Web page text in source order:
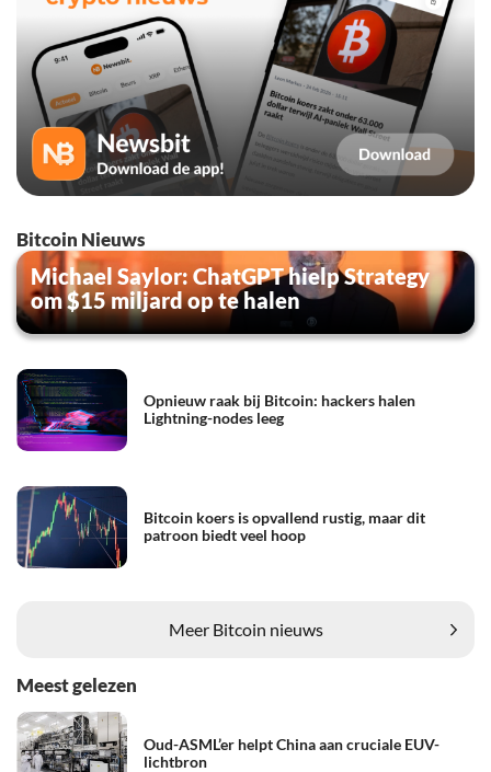
Bitcoin Nieuws
Michael Saylor: ChatGPT hielp Strategy
om $15 miljard op te halen
Opnieuw raak bij Bitcoin: hackers halen
Lightning-nodes leeg
Bitcoin koers is opvallend rustig, maar dit
patroon biedt veel hoop
Meer Bitcoin nieuws
Meest gelezen
Oud-ASML’er helpt China aan cruciale EUV-
lichtbron